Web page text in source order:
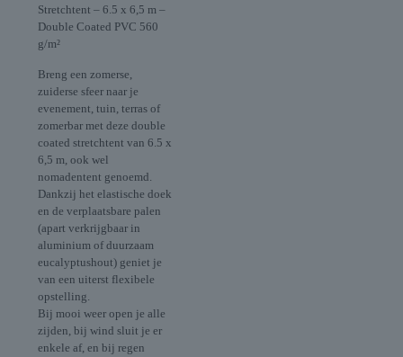
Stretchtent – 6.5 x 6,5 m –
Double Coated PVC 560
g/m²
Breng een zomerse,
zuiderse sfeer naar je
evenement, tuin, terras of
zomerbar met deze double
coated stretchtent van 6.5 x
6,5 m, ook wel
nomadentent genoemd.
Dankzij het elastische doek
en de verplaatsbare palen
(apart verkrijgbaar in
aluminium of duurzaam
eucalyptushout) geniet je
van een uiterst flexibele
opstelling.
Bij mooi weer open je alle
zijden, bij wind sluit je er
enkele af, en bij regen